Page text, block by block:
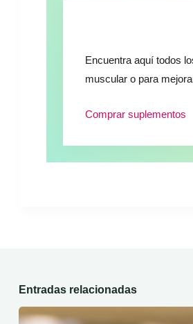
Encuentra aquí todos
muscular o para
Comprar suplementos
Entradas relacionadas